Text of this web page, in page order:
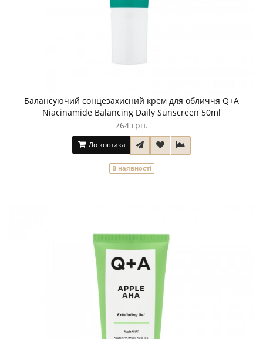
Балансуючий сонцезахисний крем для обличчя Q+A
Niacinamide Balancing Daily Sunscreen 50ml
764 грн.
До кошика
В наявності